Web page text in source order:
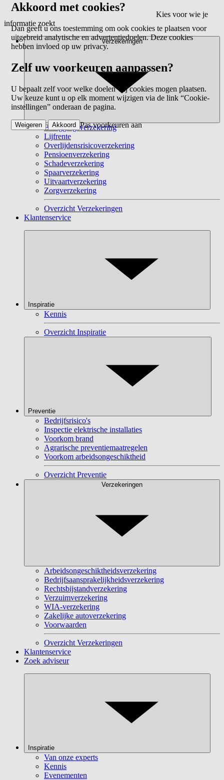
Kies voor wie je
informatie zoekt
Verzekeringen
Beleggingsverzekering
Lijfrente
Overlijdensrisicoverzekering
Pensioenverzekering
Schadeverzekering
Spaarverzekering
Uitvaartverzekering
Zorgverzekering
Overzicht Verzekeringen
Klantenservice
Inspiratie
Kennis
Overzicht Inspiratie
Preventie
Bedrijfsrisico's
Inspectie elektrische installaties
Voorkom brand
Agrarische preventiemaatregelen
Voorkom arbeidsongeschiktheid
Overzicht Preventie
Verzekeringen
Arbeidsongeschiktheidsverzekering
Bedrijfsaansprakelijkheidsverzekering
Rechtsbijstandverzekering
Verzuimverzekering
WIA-verzekering
Zakelijke autoverzekering
Voorwaarden
Overzicht Verzekeringen
Klantenservice
Zoek adviseur
Inspiratie
Van onze experts
Kennis
Evenementen
Akkoord met cookies?
Dan geeft u ons toestemming om ook cookies te plaatsen voor
uitgebreid analytische en advertentiedoelen. Deze cookies
hebben invloed op uw privacy.
Zelf uw voorkeuren aanpassen?
U bepaalt zelf voor welke doelen wij cookies mogen plaatsen.
Uw keuze kunt u op elk moment wijzigen via de link “Cookie-
instellingen” onderaan de pagina.
Pas voorkeuren aan
Weigeren Akkoord